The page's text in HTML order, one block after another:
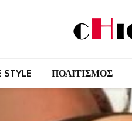
STYLE ΠΟΛΙΤΙΣΜΟΣ